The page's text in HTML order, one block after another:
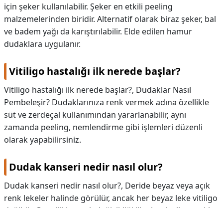
için şeker kullanılabilir. Şeker en etkili peeling
malzemelerinden biridir. Alternatif olarak biraz şeker, bal
ve badem yağı da karıştırılabilir. Elde edilen hamur
dudaklara uygulanır.
Vitiligo hastalığı ilk nerede başlar?
Vitiligo hastalığı ilk nerede başlar?, Dudaklar Nasıl
Pembeleşir? Dudaklarınıza renk vermek adına özellikle
süt ve zerdeçal kullanımından yararlanabilir, aynı
zamanda peeling, nemlendirme gibi işlemleri düzenli
olarak yapabilirsiniz.
Dudak kanseri nedir nasıl olur?
Dudak kanseri nedir nasıl olur?, Deride beyaz veya açık
renk lekeler halinde görülür, ancak her beyaz leke vitiligo